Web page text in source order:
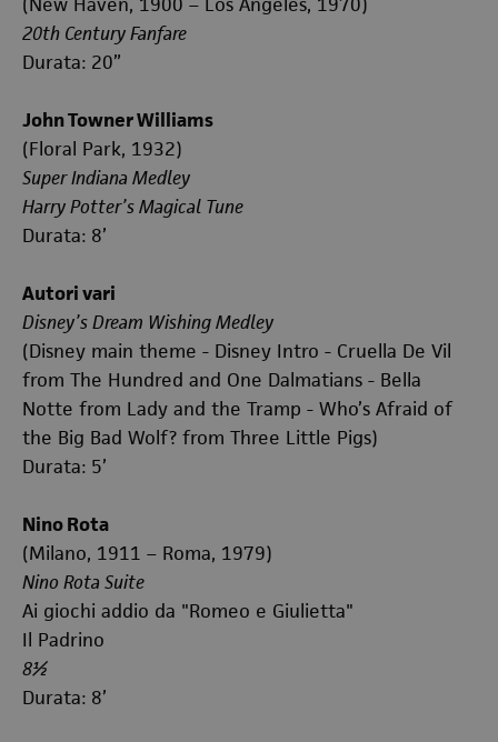
20th Century Fanfare
Durata: 20”
John Towner Williams
(Floral Park, 1932)
Super Indiana Medley
Harry Potter’s Magical Tune
Durata: 8’
Autori vari
Disney’s Dream Wishing Medley
(Disney main theme - Disney Intro - Cruella De Vil
from The Hundred and One Dalmatians - Bella
Notte from Lady and the Tramp - Who’s Afraid of
the Big Bad Wolf? from Three Little Pigs)
Durata: 5’
Nino Rota
(Milano, 1911 – Roma, 1979)
Nino Rota Suite
Ai giochi addio da "Romeo e Giulietta"
Il Padrino
8½
Durata: 8’